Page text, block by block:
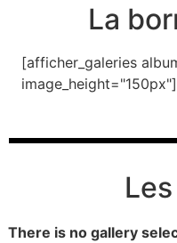
La
[afficher_galeries
image_height="150px"]
There is no gallery